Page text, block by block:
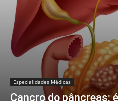
Especialidades Médicas
Cancro do pâncreas: